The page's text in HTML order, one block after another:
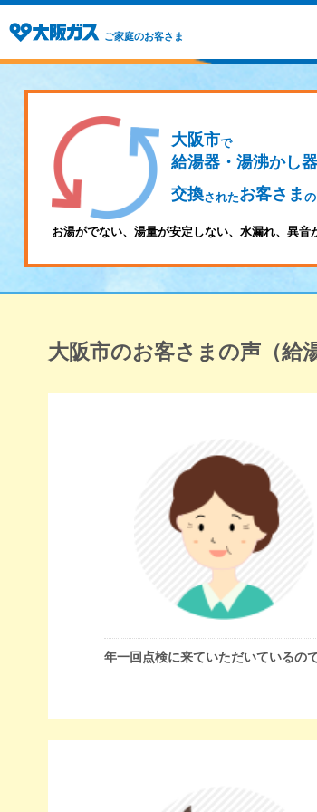
ご家庭のお客さま
大阪市で
給湯器・湯沸かし器
交換されたお客さま の
お湯がでない、湯量が安定しない、水漏れ、異音
大阪市のお客さまの声（給
年一回点検に来ていただいているの